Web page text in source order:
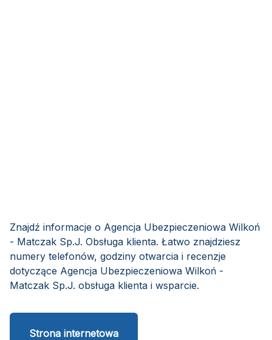
Znajdź informacje o Agencja Ubezpieczeniowa Wilkoń
- Matczak Sp.J. Obsługa klienta. Łatwo znajdziesz
numery telefonów, godziny otwarcia i recenzje
dotyczące Agencja Ubezpieczeniowa Wilkoń -
Matczak Sp.J. obsługa klienta i wsparcie.
Strona internetowa